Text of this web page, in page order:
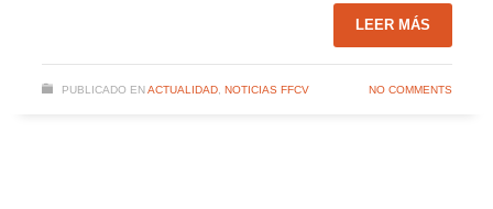
LEER MÁS
PUBLICADO EN ACTUALIDAD, NOTICIAS FFCV NO COMMENTS